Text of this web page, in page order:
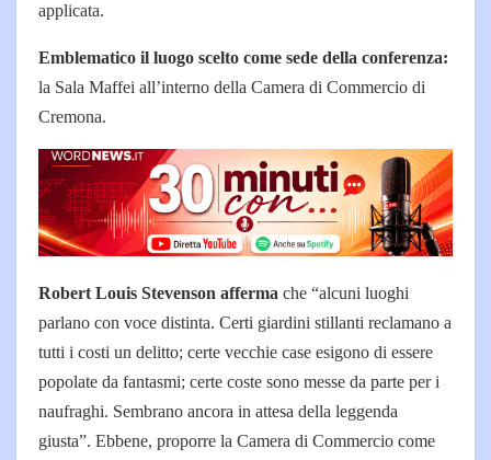
applicata.
Emblematico il luogo scelto come sede della conferenza:
la Sala Maffei all’interno della Camera di Commercio di
Cremona.
Robert Louis Stevenson afferma che “alcuni luoghi
parlano con voce distinta. Certi giardini stillanti reclamano a
tutti i costi un delitto; certe vecchie case esigono di essere
popolate da fantasmi; certe coste sono messe da parte per i
naufraghi. Sembrano ancora in attesa della leggenda
giusta”. Ebbene, proporre la Camera di Commercio come